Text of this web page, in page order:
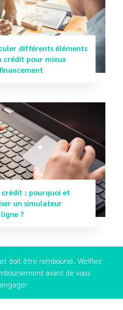
différents éléments
crédit pour mieux
crédit : pourquoi et
un simulateur
?
doit être remboursé. Vérifiez
avant de vous
engager